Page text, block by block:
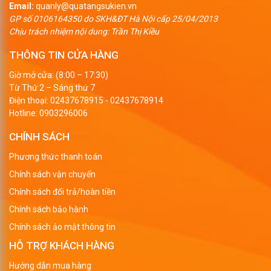
Email: quanly@quatangsukien.vn
GP số 0106164350 do SKH&ĐT Hà Nội cấp 25/04/2013
Chịu trách nhiệm nội dung: Trần Thị Kiều
THÔNG TIN CỬA HÀNG
Giờ mở cửa: (8:00 – 17:30)
Từ Thứ 2 – Sáng thứ 7
Điện thoại: 02437678915 - 02437678914
Hotline: 0903296006
CHÍNH SÁCH
Phương thức thanh toán
Chính sách vận chuyển
Chính sách đổi trả/hoàn tiền
Chính sách bảo hành
Chính sách ảo mật thông tin
HỖ TRỢ KHÁCH HÀNG
Hướng dẫn mua hàng